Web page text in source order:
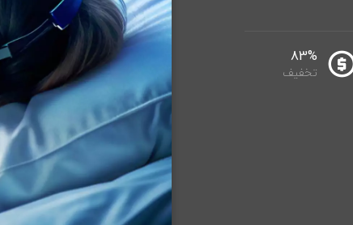
83%
تخفیف